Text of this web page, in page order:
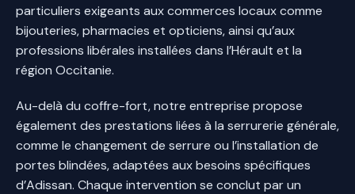
particuliers exigeants aux commerces locaux comme
bijouteries, pharmacies et opticiens, ainsi qu’aux
professions libérales installées dans l’Hérault et la
région Occitanie.
Au-delà du coffre-fort, notre entreprise propose
également des prestations liées à la serrurerie générale,
comme le changement de serrure ou l’installation de
portes blindées, adaptées aux besoins spécifiques
d’Adissan. Chaque intervention se conclut par un